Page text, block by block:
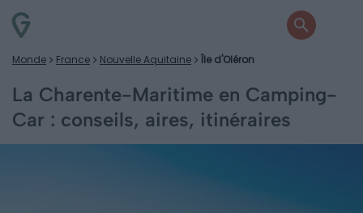
Monde France Nouvelle Aquitaine Île d'Oléron
La Charente-Maritime en Camping-
Car : conseils, aires, itinéraires